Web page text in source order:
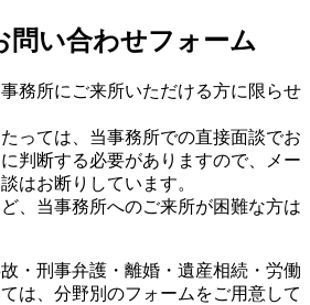
問い合わせフォーム
務所にご来所いただける方に限らせ
っては、当事務所での直接面談でお
判断する必要がありますので、メー
はお断りしています。
、当事務所へのご来所が困難な方は
・刑事弁護・離婚・遺産相続・労働
は、分野別のフォームをご用意して